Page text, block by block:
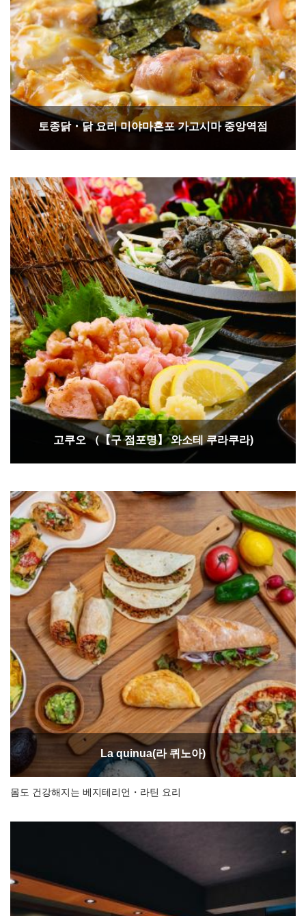
토종닭・닭 요리 미야마혼포 가고시마 중앙역점
고쿠오 （【구 점포명】 와소테 쿠라쿠라)
La quinua(라 퀴노아)
몸도 건강해지는 베지테리언・라틴 요리